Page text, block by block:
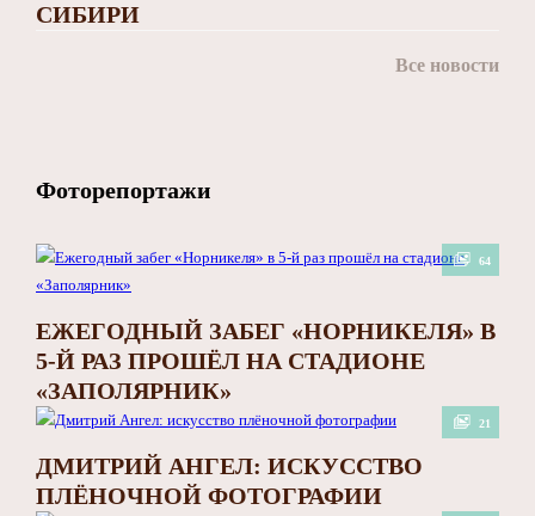
СИБИРИ
Все новости
Фоторепортажи
64
ЕЖЕГОДНЫЙ ЗАБЕГ «НОРНИКЕЛЯ» В
5-Й РАЗ ПРОШЁЛ НА СТАДИОНЕ
«ЗАПОЛЯРНИК»
21
ДМИТРИЙ АНГЕЛ: ИСКУССТВО
ПЛЁНОЧНОЙ ФОТОГРАФИИ